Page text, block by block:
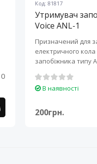
0
Код: 81817
Утримувач
Voice ANL-1
Призначений для
електричного
запобіжника типу ANL.
В наявності
200грн.